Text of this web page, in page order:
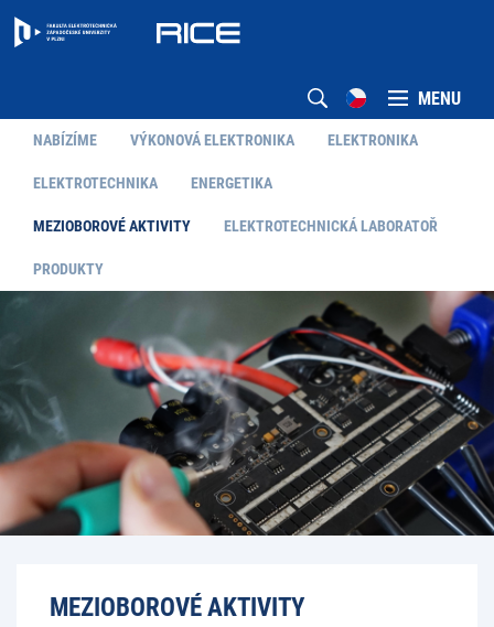
MENU
NABÍZÍME VÝKONOVÁ ELEKTRONIKA ELEKTRONIKA
ELEKTROTECHNIKA ENERGETIKA
MEZIOBOROVÉ AKTIVITY ELEKTROTECHNICKÁ LABORATOŘ
PRODUKTY
MEZIOBOROVÉ AKTIVITY